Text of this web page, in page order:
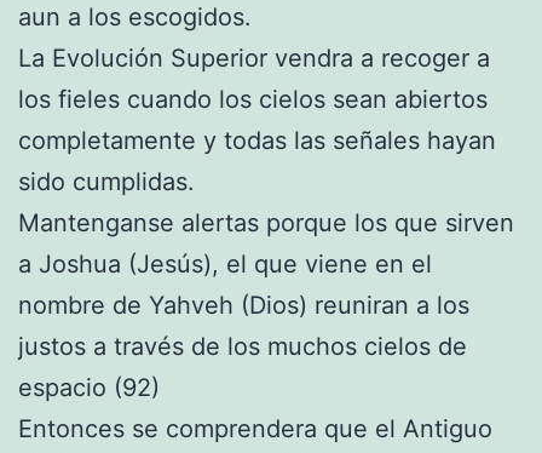
aun a los escogidos.
La Evolución Superior vendra a recoger a
los fieles cuando los cielos sean abiertos
completamente y todas las señales hayan
sido cumplidas.
Mantenganse alertas porque los que sirven
a Joshua (Jesús), el que viene en el
nombre de Yahveh (Dios) reuniran a los
justos a través de los muchos cielos de
espacio (92)
Entonces se comprendera que el Antiguo